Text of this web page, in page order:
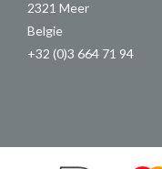
2321 Meer
Belgie
+32 (0)3 664 71 94